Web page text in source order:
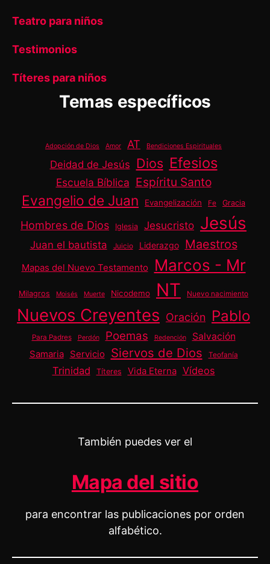
Teatro para niños
Testimonios
Títeres para niños
Temas específicos
Adopción de Dios Amor AT Bendiciones Espirituales
Deidad de Jesús Dios Efesios
Escuela Bíblica Espíritu Santo
Evangelio de Juan Evangelización Fe Gracia
Hombres de Dios Iglesia Jesucristo Jesús
Juan el bautista Juicio Liderazgo Maestros
Mapas del Nuevo Testamento Marcos - Mr
Milagros Moisés Muerte Nicodemo NT Nuevo nacimiento
Nuevos Creyentes Oración Pablo
Para Padres Perdón Poemas Redención
Salvación
Samaria
Servicio Siervos de Dios Teofanía
Trinidad Títeres Vida Eterna Vídeos
También puedes ver el
Mapa del sitio
para encontrar las publicaciones por orden
alfabético.